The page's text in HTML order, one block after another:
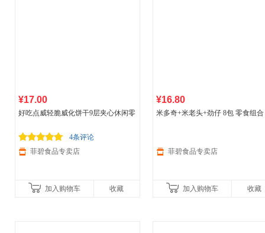
¥17.00
好吃点威轻脆威化饼干9层夹心休闲零
4条评论
菲碧食品专卖店
加入购物车 收藏
¥16.80
米多奇+米老头+劲仔 8包 零食组合
菲碧食品专卖店
加入购物车 收藏